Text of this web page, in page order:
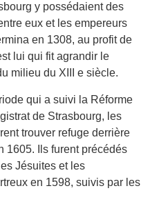
y possédaient des
eux et les empereurs
en 1308, au profit de
lui qui fit agrandir le
milieu du XIII e siècle.
qui a suivi la Réforme
de Strasbourg, les
trouver refuge derrière
1605. Ils furent précédés
Jésuites et les
en 1598, suivis par les